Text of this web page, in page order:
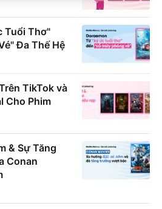
Tuổi Thơ"
Đa Thế Hệ
TikTok và
Cho Phim
& Sự Tăng
Conan